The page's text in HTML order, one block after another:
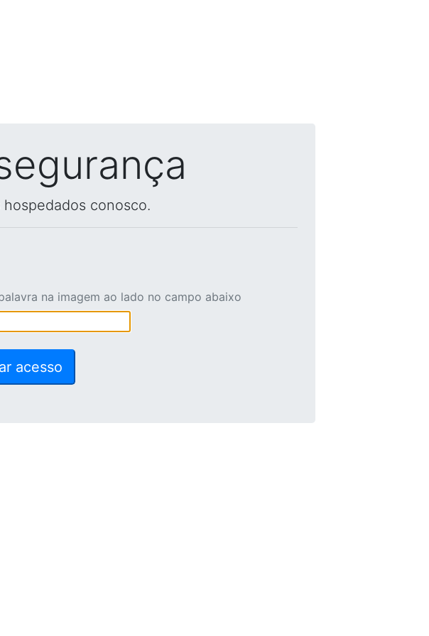
conosco.
na imagem ao lado no campo abaixo